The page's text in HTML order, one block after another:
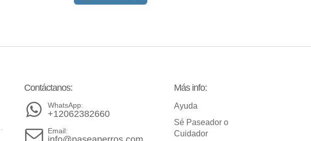
Contáctanos:
WhatsApp:
+12062382660
Email:
Más info:
Ayuda
Sé Paseador o
Cuidador